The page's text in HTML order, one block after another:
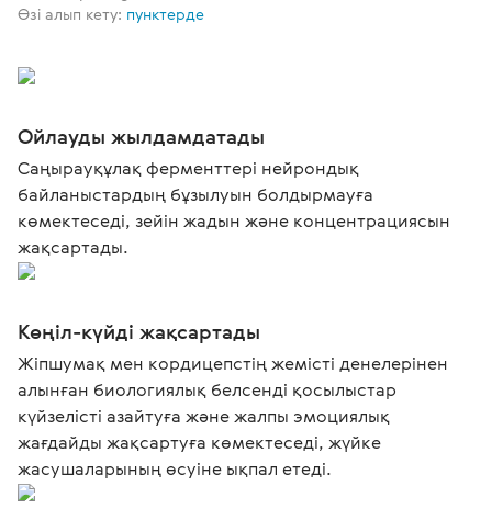
Өзі алып кету: пунктерде
Ойлауды жылдамдатады
Саңырауқұлақ ферменттері нейрондық
байланыстардың бұзылуын болдырмауға
көмектеседі, зейін жадын және концентрациясын
жақсартады.
Көңіл-күйді жақсартады
Жіпшумақ мен кордицепстің жемісті денелерінен
алынған биологиялық белсенді қосылыстар
күйзелісті азайтуға және жалпы эмоциялық
жағдайды жақсартуға көмектеседі, жүйке
жасушаларының өсуіне ықпал етеді.